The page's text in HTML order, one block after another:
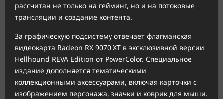
рассчитан не только на гейминг, но и на потоковые
трансляции и создание контента.
За графическую подсистему отвечает флагманская
видеокарта Radeon RX 9070 XT в эксклюзивной версии
Hellhound REVA Edition от PowerColor. Специальное
издание дополняется тематическими
коллекционными аксессуарами, включая карточки с
изображением персонажа, значки и коврик для мыши.